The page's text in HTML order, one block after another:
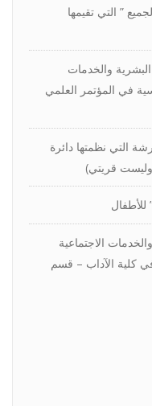
” التي تقيمها
والخدمات
في المؤتمر العلمي
التي نظمتها دائرة
وليست قريتي)
للأطفال
الاجتماعية
كلية الآداب – قسم